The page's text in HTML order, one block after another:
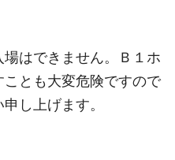
はできません。Ｂ１ホ
とも大変危険ですので
し上げます。